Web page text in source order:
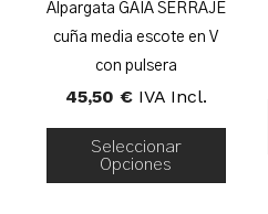
Alpargata GAIA SERRAJE
cuña media escote en V
con pulsera
45,50 € IVA Incl.
Seleccionar
Opciones